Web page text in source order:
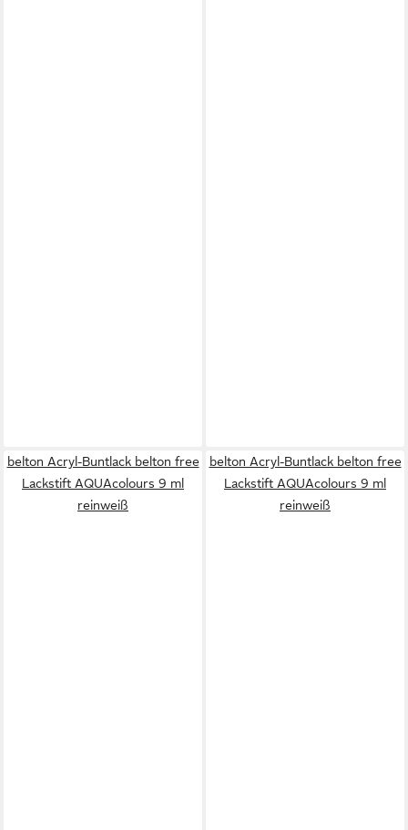
belton Acryl-Buntlack belton free
Lackstift AQUAcolours 9 ml
reinweiß
belton Acryl-Buntlack belton free
Lackstift AQUAcolours 9 ml
reinweiß